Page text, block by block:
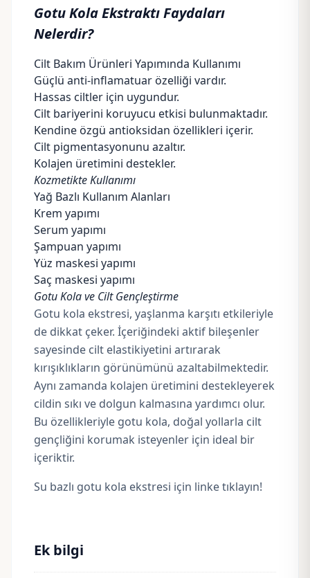
Gotu Kola Ekstraktı Faydaları
Nelerdir?
Cilt Bakım Ürünleri Yapımında Kullanımı
Güçlü anti-inflamatuar özelliği vardır.
Hassas ciltler için uygundur.
Cilt bariyerini koruyucu etkisi bulunmaktadır.
Kendine özgü antioksidan özellikleri içerir.
Cilt pigmentasyonunu azaltır.
Kolajen üretimini destekler.
Kozmetikte Kullanımı
Yağ Bazlı Kullanım Alanları
Krem yapımı
Serum yapımı
Şampuan yapımı
Yüz maskesi yapımı
Saç maskesi yapımı
Gotu Kola ve Cilt Gençleştirme
Gotu kola ekstresi, yaşlanma karşıtı etkileriyle
de dikkat çeker. İçeriğindeki aktif bileşenler
sayesinde cilt elastikiyetini artırarak
kırışıklıkların görünümünü azaltabilmektedir.
Aynı zamanda kolajen üretimini destekleyerek
cildin sıkı ve dolgun kalmasına yardımcı olur.
Bu özellikleriyle gotu kola, doğal yollarla cilt
gençliğini korumak isteyenler için ideal bir
içeriktir.
Su bazlı gotu kola ekstresi için linke tıklayın!
Ek bilgi